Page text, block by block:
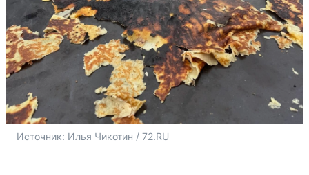
Источник: Илья Чикотин / 72.RU